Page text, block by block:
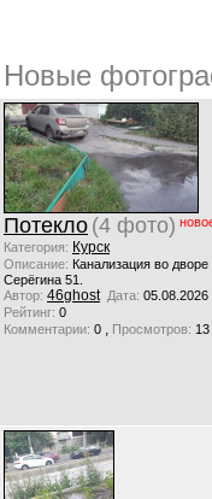
Новые
Потекло (4 фото)
Категория: Курск
Описание: Канализация во
Серёгина 51.
Автор: 46ghost Дата: 05.08.2026
Рейтинг: 0
Комментарии: 0 , Просмотров: 13